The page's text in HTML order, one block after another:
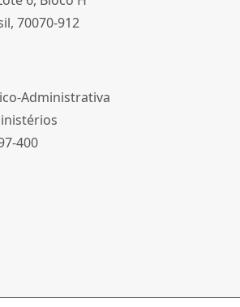
70070-912
Administrativa
400